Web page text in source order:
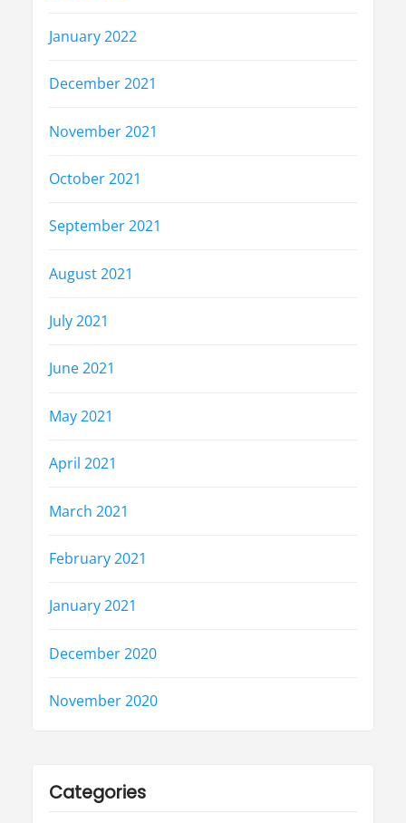
January 2022
December 2021
November 2021
October 2021
September 2021
August 2021
July 2021
June 2021
May 2021
April 2021
March 2021
February 2021
January 2021
December 2020
November 2020
Categories